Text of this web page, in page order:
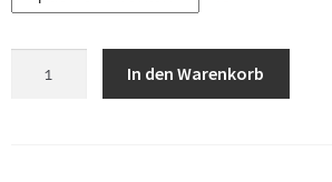
In den Warenkorb